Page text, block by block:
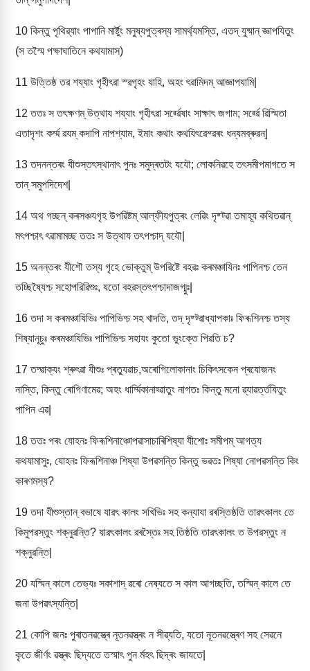
10 কিন্তু পৃথিৱ্যাং পাপানি মাৰ্ষ্টুং মনুষ্যপুত্ৰস্য সামৰ্থ্যমস্তি, এতদ্ যুষ্মান্ জ্ঞাপযিতুং
(স তস্মৈ পক্ষাঘাতিনে কথযামাস)
11 উত্তিষ্ঠ তৱ শয্যাং গৃহীৎৱা স্ৱগৃহং যাহি, অহং ৎৱামিদম্ আজ্ঞাপযামি|
12 ততঃ স তৎক্ষণম্ উত্থায শয্যাং গৃহীৎৱা সৰ্ৱ্ৱেষাং সাক্ষাৎ জগাম; সৰ্ৱ্ৱে ৱিস্মিতা
এতাদৃশং কৰ্ম্ম ৱযম্ কদাপি নাপশ্যাম, ইমাং কথাং কথযিৎৱেশ্ৱৰং ধন্যমব্ৰুৱন্|
13তদনন্তৰং যীশুস্তৎস্থানাৎ পুনঃ সমুদ্ৰতটং যযৌ; লোকনিৱহে তৎসমীপমাগতে স
তান্ সমুপদিদেশ|
14 অথ গচ্ছন্ কৰসঞ্চযগৃহ উপৱিষ্টম্ আল্ফীযপুত্ৰং লেৱিং দৃষ্ট্ৱা তমাহূয কথিতৱান্
মৎপশ্চাৎ ৎৱামামচ্ছ ততঃ স উত্থায তৎপশ্চাদ্ যযৌ|
15 অনন্তৰং যীশৌ তস্য গৃহে ভোক্তুম্ উপৱিষ্টে বহৱঃ কৰমঞ্চাযিনঃ পাপিনশ্চ তেন
তচ্ছিষ্যৈশ্চ সহোপৱিৱিশুঃ, যতো বহৱস্তৎপশ্চাদাজগ্মুঃ|
16তদা স কৰমঞ্চাযিভিঃ পাপিভিশ্চ সহ খাদতি, তদ্ দৃষ্ট্ৱাধ্যাপকাঃ ফিৰূশিনশ্চ তস্য
শিষ্যানূচুঃ কৰমঞ্চাযিভিঃ পাপিভিশ্চ সহাযং কুতো ভুংক্তে পিৱতি চ?
17 তদ্ৱাক্যং শ্ৰুৎৱা যীশুঃ প্ৰত্যুৱাচ,অৰোগিলোকানাং চিকিৎসকেন প্ৰযোজনং
নাস্তি, কিন্তু ৰোগিণামেৱ; অহং ধাৰ্ম্মিকানাহ্ৱাতুং নাগতঃ কিন্তু মনো ৱ্যাৱৰ্ত্তযিতুং
পাপিন এৱ|
18ততঃ পৰং যোহনঃ ফিৰূশিনাঞ্চোপৱাসাচাৰিশিষ্যা যীশোঃ সমীপম্ আগত্য
কথযামাসুঃ, যোহনঃ ফিৰূশিনাঞ্চ শিষ্যা উপৱসন্তি কিন্তু ভৱতঃ শিষ্যা নোপৱসন্তি কিং
কাৰণমস্য?
19তদা যীশুস্তান্ বভাষে যাৱৎ কালং সখিভিঃ সহ কন্যাযা ৱৰস্তিষ্ঠতি তাৱৎকালং তে
কিমুপৱস্তুং শক্নুৱন্তি? যাৱৎকালং ৱৰস্তৈঃ সহ তিষ্ঠতি তাৱৎকালং ত উপৱস্তুং ন
শক্নুৱন্তি|
20 যস্মিন্ কালে তেভ্যঃ সকাশাদ্ ৱৰো নেষ্যতে স কাল আগচ্ছতি, তস্মিন্ কালে তে
জনা উপৱৎস্যন্তি|
21 কোপি জনঃ পুৰাতনৱস্ত্ৰে নূতনৱস্ত্ৰং ন সীৱ্যতি, যতো নূতনৱস্ত্ৰেণ সহ সেৱনে
কৃতে জীৰ্ণং ৱস্ত্ৰং ছিদ্যতে তস্মাৎ পুন ৰ্মহৎ ছিদ্ৰং জাযতে|